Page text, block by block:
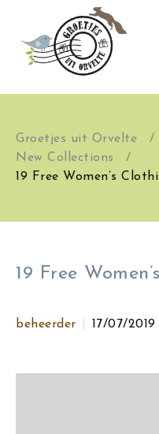
Groetjes uit Orvelte /
New Collections
/
19 Free Women’s
19 Free
beheerder 17/07/2019